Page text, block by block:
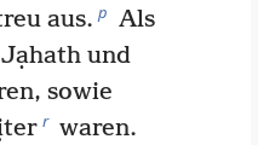
aus. p Als
und
sowie
r waren.